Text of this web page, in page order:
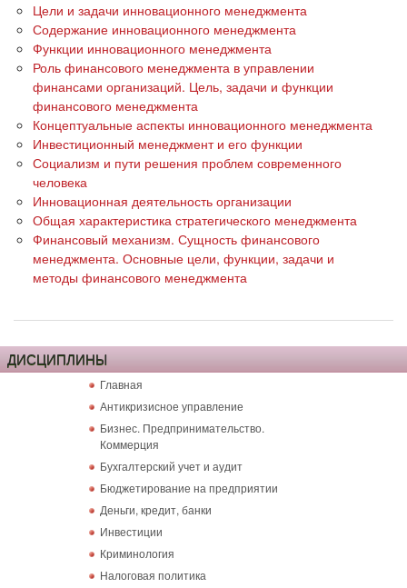
Цели и задачи инновационного менеджмента
Содержание инновационного менеджмента
Функции инновационного менеджмента
Роль финансового менеджмента в управлении
финансами организаций. Цель, задачи и функции
финансового менеджмента
Концептуальные аспекты инновационного менеджмента
Инвестиционный менеджмент и его функции
Социализм и пути решения проблем современного
человека
Инновационная деятельность организации
Общая характеристика стратегического менеджмента
Финансовый механизм. Сущность финансового
менеджмента. Основные цели, функции, задачи и
методы финансового менеджмента
ДИСЦИПЛИНЫ
Главная
Антикризисное управление
Бизнес. Предпринимательство.
Коммерция
Бухгалтерский учет и аудит
Бюджетирование на предприятии
Деньги, кредит, банки
Инвестиции
Криминология
Налоговая политика